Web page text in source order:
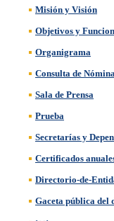
Misión y Visión
Objetivos y
Organigrama
Consulta de
Sala de Prensa
Prueba
Secretarías y
Certificados
Directorio-de-
Gaceta pública del